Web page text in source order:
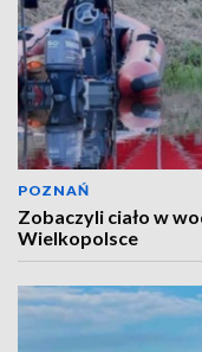
POZNAŃ
Zobaczyli ciało w
Wielkopolsce